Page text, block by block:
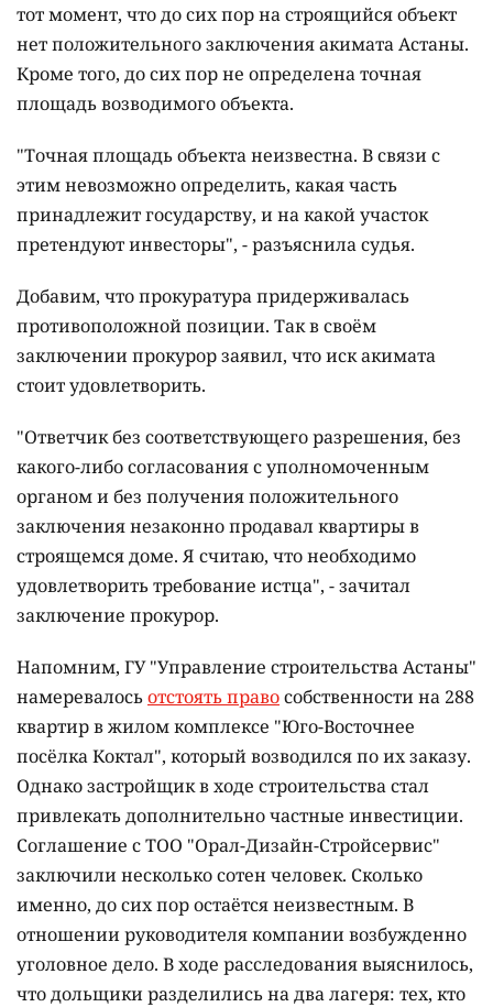
тот момент, что до сих пор на строящийся объект
нет положительного заключения акимата Астаны.
Кроме того, до сих пор не определена точная
площадь возводимого объекта.
"Точная площадь объекта неизвестна. В связи с
этим невозможно определить, какая часть
принадлежит государству, и на какой участок
претендуют инвесторы", - разъяснила судья.
Добавим, что прокуратура придерживалась
противоположной позиции. Так в своём
заключении прокурор заявил, что иск акимата
стоит удовлетворить.
"Ответчик без соответствующего разрешения, без
какого-либо согласования с уполномоченным
органом и без получения положительного
заключения незаконно продавал квартиры в
строящемся доме. Я считаю, что необходимо
удовлетворить требование истца", - зачитал
заключение прокурор.
Напомним, ГУ "Управление строительства Астаны"
намеревалосьотстоять правособственности на 288
квартир в жилом комплексе "Юго-Восточнее
посёлка Коктал", который возводился по их заказу.
Однако застройщик в ходе строительства стал
привлекать дополнительно частные инвестиции.
Соглашение с ТОО "Орал-Дизайн-Стройсервис"
заключили несколько сотен человек. Сколько
именно, до сих пор остаётся неизвестным. В
отношении руководителя компании возбужденно
уголовное дело. В ходе расследования выяснилось,
что дольщики разделились на два лагеря: тех, кто